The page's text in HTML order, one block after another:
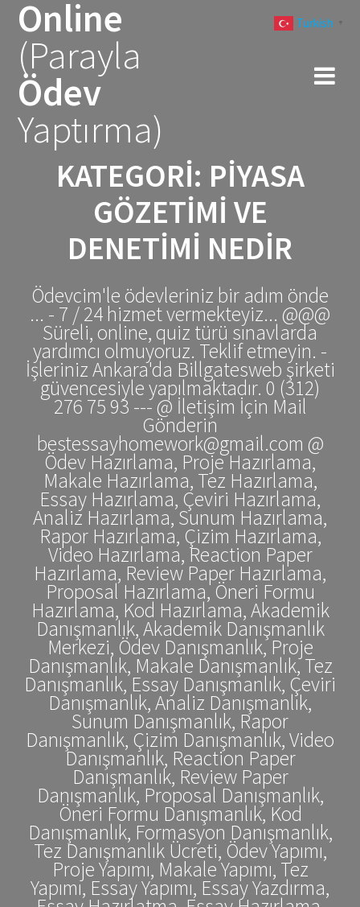
Online
(Parayla
Ödev
Yaptırma)
KATEGORI: PIYASA
GÖZETIMI VE
DENETIMI NEDIR
Ödevcim'le ödevleriniz bir adım önde
... - 7 / 24 hizmet vermekteyiz... @@@
Süreli, online, quiz türü sınavlarda
yardımcı olmuyoruz. Teklif etmeyin. -
İşleriniz Ankara'da Billgatesweb şirketi
güvencesiyle yapılmaktadır. 0 (312)
276 75 93 --- @ İletişim İçin Mail
Gönderin
bestessayhomework@gmail.com @
Ödev Hazırlama, Proje Hazırlama,
Makale Hazırlama, Tez Hazırlama,
Essay Hazırlama, Çeviri Hazırlama,
Analiz Hazırlama, Sunum Hazırlama,
Rapor Hazırlama, Çizim Hazırlama,
Video Hazırlama, Reaction Paper
Hazırlama, Review Paper Hazırlama,
Proposal Hazırlama, Öneri Formu
Hazırlama, Kod Hazırlama, Akademik
Danışmanlık, Akademik Danışmanlık
Merkezi, Ödev Danışmanlık, Proje
Danışmanlık, Makale Danışmanlık, Tez
Danışmanlık, Essay Danışmanlık, Çeviri
Danışmanlık, Analiz Danışmanlık,
Sunum Danışmanlık, Rapor
Danışmanlık, Çizim Danışmanlık, Video
Danışmanlık, Reaction Paper
Danışmanlık, Review Paper
Danışmanlık, Proposal Danışmanlık,
Öneri Formu Danışmanlık, Kod
Danışmanlık, Formasyon Danışmanlık,
Tez Danışmanlık Ücreti, Ödev Yapımı,
Proje Yapımı, Makale Yapımı, Tez
Yapımı, Essay Yapımı, Essay Yazdırma,
Turkish ▼